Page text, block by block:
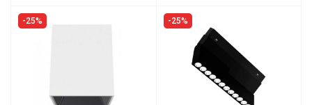
25% 25%